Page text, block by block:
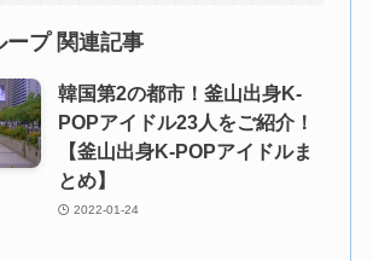
ープ 関連記事
韓国第2の都市！釜山出身K-
POPアイドル23人をご紹介！
【釜山出身K-POPアイドルま
とめ】
2022-01-24